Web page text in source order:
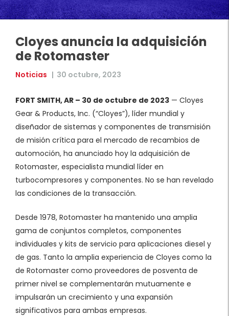
Cloyes anuncia la adquisición
de Rotomaster
Noticias | 30 octubre, 2023
FORT SMITH, AR – 30 de octubre de 2023 — Cloyes
Gear & Products, Inc. (“Cloyes”), líder mundial y
diseñador de sistemas y componentes de transmisión
de misión crítica para el mercado de recambios de
automoción, ha anunciado hoy la adquisición de
Rotomaster, especialista mundial líder en
turbocompresores y componentes. No se han revelado
las condiciones de la transacción.
Desde 1978, Rotomaster ha mantenido una amplia
gama de conjuntos completos, componentes
individuales y kits de servicio para aplicaciones diesel y
de gas. Tanto la amplia experiencia de Cloyes como la
de Rotomaster como proveedores de posventa de
primer nivel se complementarán mutuamente e
impulsarán un crecimiento y una expansión
significativos para ambas empresas.